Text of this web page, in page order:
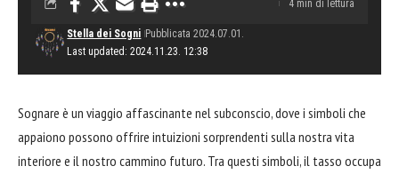
Last updated: 2024.11.23. 12:38
Stella dei Sogni Pubblicata 2024.07.01.
4 min di lettura
Sognare è un viaggio affascinante nel subconscio, dove i simboli che
appaiono possono offrire intuizioni sorprendenti sulla nostra vita
interiore e il nostro cammino futuro. Tra questi simboli, il tasso occupa